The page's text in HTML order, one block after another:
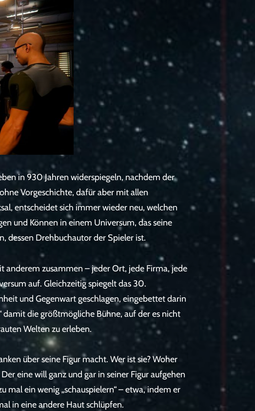
in 930 Jahren widerspiegeln, nachdem der
Vorgeschichte, dafür aber mit allen
entscheidet sich immer wieder neu, welchen
und Können in einem Universum, das seine
dessen Drehbuchautor der Spieler ist.
anderem zusammen – jeder Ort, jede Firma, jede
auf. Gleichzeitig spiegelt das 30.
und Gegenwart geschlagen, eingebettet darin
damit die größtmögliche Bühne, auf der es nicht
Welten zu erleben.
über seine Figur macht. Wer ist sie? Woher
eine will ganz und gar in seiner Figur aufgehen
mal ein wenig „schauspielern“ – etwa, indem er
in eine andere Haut schlüpfen.